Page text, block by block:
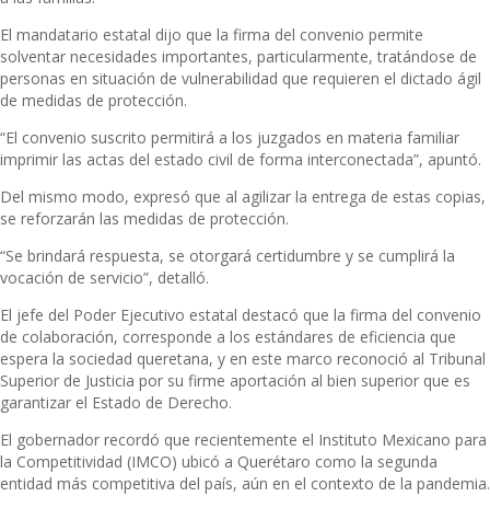
El mandatario estatal dijo que la firma del convenio permite
solventar necesidades importantes, particularmente, tratándose de
personas en situación de vulnerabilidad que requieren el dictado ágil
de medidas de protección.
“El convenio suscrito permitirá a los juzgados en materia familiar
imprimir las actas del estado civil de forma interconectada”, apuntó.
Del mismo modo, expresó que al agilizar la entrega de estas copias,
se reforzarán las medidas de protección.
“Se brindará respuesta, se otorgará certidumbre y se cumplirá la
vocación de servicio”, detalló.
El jefe del Poder Ejecutivo estatal destacó que la firma del convenio
de colaboración, corresponde a los estándares de eficiencia que
espera la sociedad queretana, y en este marco reconoció al Tribunal
Superior de Justicia por su firme aportación al bien superior que es
garantizar el Estado de Derecho.
El gobernador recordó que recientemente el Instituto Mexicano para
la Competitividad (IMCO) ubicó a Querétaro como la segunda
entidad más competitiva del país, aún en el contexto de la pandemia.